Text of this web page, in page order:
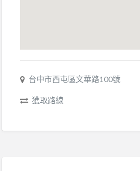
台中市西屯區文華路100號
獲取路線